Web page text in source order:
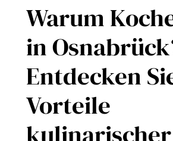
Warum
in
Entdecken
Vorteile